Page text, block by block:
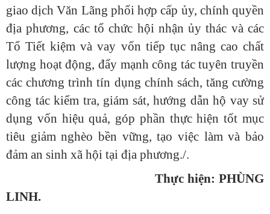
giao dịch Văn Lãng phối hợp cấp ủy, chính quyền
địa phương, các tổ chức hội nhận ủy thác và các
Tổ Tiết kiệm và vay vốn tiếp tục nâng cao chất
lượng hoạt động, đẩy mạnh công tác tuyên truyền
các chương trình tín dụng chính sách, tăng cường
công tác kiểm tra, giám sát, hướng dẫn hộ vay sử
dụng vốn hiệu quả, góp phần thực hiện tốt mục
tiêu giảm nghèo bền vững, tạo việc làm và bảo
đảm an sinh xã hội tại địa phương./.
Thực hiện: PHÙNG
LINH.